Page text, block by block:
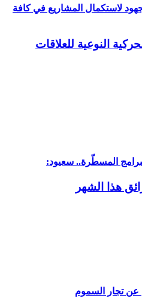
لاستكمال المشاريع في كافة
النوعية للعلاقات
المسطّرة.. سعيود:
هذا الشهر
عن تجار السموم